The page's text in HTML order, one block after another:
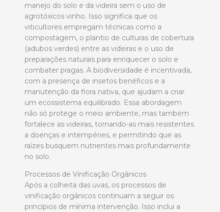
manejo do solo e da videira sem o uso de
agrotóxicos vinho. Isso significa que os
viticultores empregam técnicas como a
compostagem, o plantio de culturas de cobertura
(adubos verdes) entre as videiras e o uso de
preparações naturais para enriquecer o solo e
combater pragas. A biodiversidade é incentivada,
com a presença de insetos benéficos e a
manutenção da flora nativa, que ajudam a criar
um ecossistema equilibrado. Essa abordagem
não só protege o meio ambiente, mas também
fortalece as videiras, tornando-as mais resistentes
a doenças e intempéries, e permitindo que as
raízes busquem nutrientes mais profundamente
no solo.
Processos de Vinificação Orgânicos
Após a colheita das uvas, os processos de
vinificação orgânicos continuam a seguir os
princípios de mínima intervenção. Isso inclui a